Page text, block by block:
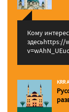
Кому
здесьhttps://
KRR